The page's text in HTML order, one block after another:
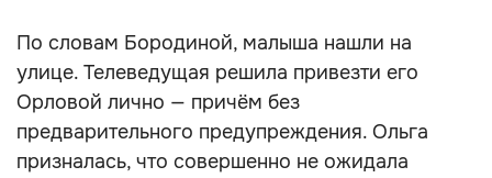
По словам Бородиной, малыша нашли на
улице. Телеведущая решила привезти его
Орловой лично — причём без
предварительного предупреждения. Ольга
призналась, что совершенно не ожидала